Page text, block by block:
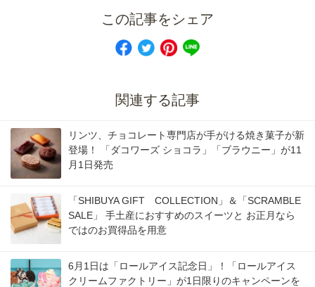
この記事をシェア
関連する記事
リンツ、チョコレート専門店が手がける焼き菓子が新
登場！ 「ダコワーズ ショコラ」「ブラウニー」が11
月1日発売
「SHIBUYA GIFT COLLECTION」＆「SCRAMBLE
SALE」 手土産におすすめのスイーツと お正月なら
ではのお買得品を用意
6月1日は「ロールアイス記念日」！「ロールアイス
クリームファクトリー」が1日限りのキャンペーンを